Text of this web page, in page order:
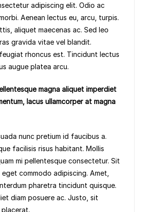
p
y
Li
n
k
ar
e
adipiscing elit. Odio ac
Aenean lectus eu, arcu, turpis.
aliquet maecenas ac. Sed leo
gravida vitae vel blandit.
rhoncus est. Tincidunt lectus
augue platea arcu.
magna aliquet imperdiet
lacus ullamcorper at magna
nunc pretium id faucibus a.
facilisis risus habitant. Mollis
mi pellentesque consectetur. Sit
commodo adipiscing. Amet,
pharetra tincidunt quisque.
diam posuere ac. Justo, sit